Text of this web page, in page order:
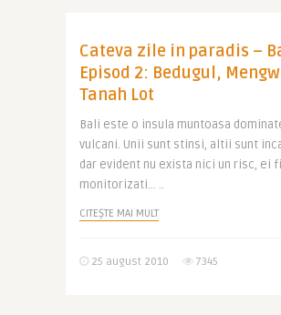
Cateva zile in paradis –
Episod 2: Bedugul,
Tanah Lot
Bali este o insula muntoasa
vulcani. Unii sunt stinsi, altii sunt
dar evident nu exista nici un risc, ei
monitorizati… ..
CITEȘTE MAI MULT
25 august 2010 7345